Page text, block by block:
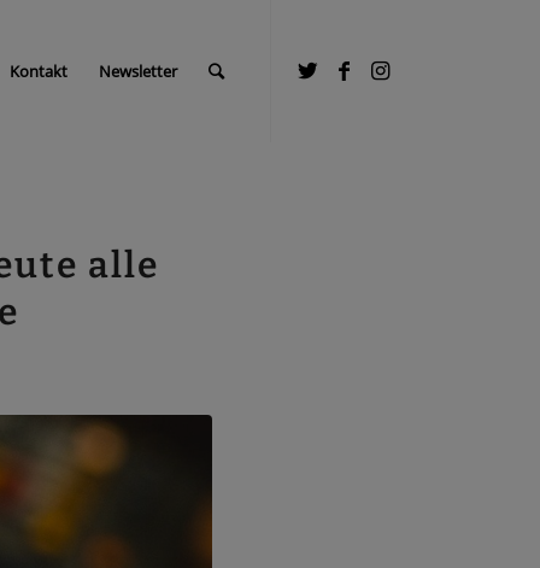
Kontakt Newsletter
alle